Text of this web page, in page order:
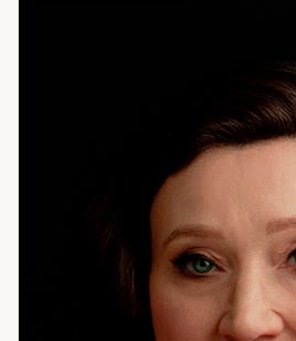
собственных решений на годы.
живёшь в согласии с собой. Не с
не с тем, «как правильно» — а с
Помогаю это найти. Если хотите
приходите. Начнём с цифр.